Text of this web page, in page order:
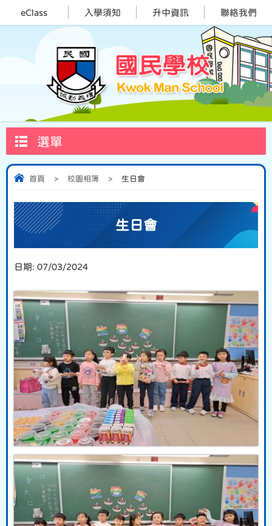
eClass 入學須知 升中資訊 聯絡我們
選單
首頁 > 校園相簿 > 生日會
生日會
日期: 07/03/2024